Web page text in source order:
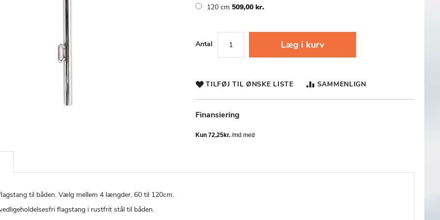
120 cm 509,00 kr.
Antal Læg i kurv
TILFØJ TIL ØNSKE LISTE SAMMENLIGN
Finansiering
til båden. Vælg mellem 4 længder, 60 til 120cm.
flagstang i rustfrit stål til båden.